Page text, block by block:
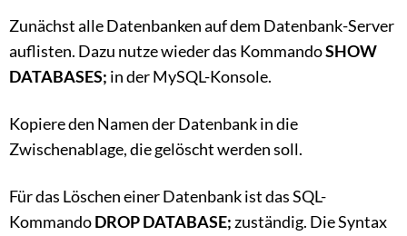
Zunächst alle Datenbanken auf dem Datenbank-Server
auflisten. Dazu nutze wieder das KommandoSHOW
DATABASES; in der MySQL-Konsole.
Kopiere den Namen der Datenbank in die
Zwischenablage, die gelöscht werden soll.
Für das Löschen einer Datenbank ist das SQL-
KommandoDROP DATABASE;zuständig. Die Syntax